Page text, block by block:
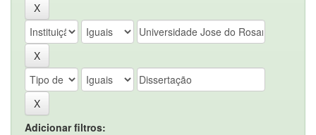
Adicionar filtros: